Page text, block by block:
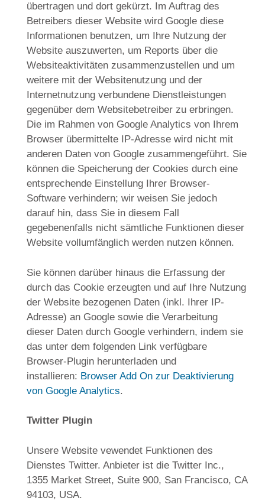
übertragen und dort gekürzt. Im Auftrag des
Betreibers dieser Website wird Google diese
Informationen benutzen, um Ihre Nutzung der
Website auszuwerten, um Reports über die
Websiteaktivitäten zusammenzustellen und um
weitere mit der Websitenutzung und der
Internetnutzung verbundene Dienstleistungen
gegenüber dem Websitebetreiber zu erbringen.
Die im Rahmen von Google Analytics von Ihrem
Browser übermittelte IP-Adresse wird nicht mit
anderen Daten von Google zusammengeführt. Sie
können die Speicherung der Cookies durch eine
entsprechende Einstellung Ihrer Browser-
Software verhindern; wir weisen Sie jedoch
darauf hin, dass Sie in diesem Fall
gegebenenfalls nicht sämtliche Funktionen dieser
Website vollumfänglich werden nutzen können.
Sie können darüber hinaus die Erfassung der
durch das Cookie erzeugten und auf Ihre Nutzung
der Website bezogenen Daten (inkl. Ihrer IP-
Adresse) an Google sowie die Verarbeitung
dieser Daten durch Google verhindern, indem sie
das unter dem folgenden Link verfügbare
Browser-Plugin herunterladen und
installieren: Browser Add On zur Deaktivierung
von Google Analytics.
Twitter Plugin
Unsere Website vewendet Funktionen des
Dienstes Twitter. Anbieter ist die Twitter Inc.,
1355 Market Street, Suite 900, San Francisco, CA
94103, USA.